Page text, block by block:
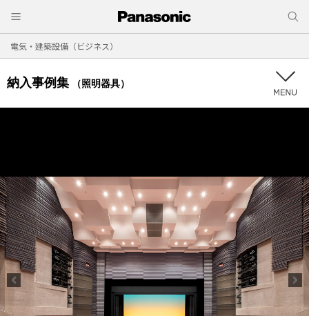
電気・建築設備（ビジネス）
納入事例集 （照明器具）